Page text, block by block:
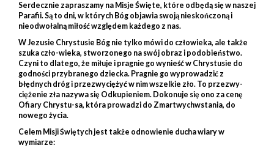
Serdecznie zapraszamy na Misje Święte, które odbędą się w naszej
Parafii. Są to dni, w których Bóg objawia swoją nieskończoną i
nieodwołalną miłość względem każdego z nas.
W Jezusie Chrystusie Bóg nie tylko mówi do człowieka, ale także
szuka czło-wieka, stworzonego na swój obraz i podobieństwo.
Czyni to dlatego, że miłuje i pragnie go wynieść w Chrystusie do
godności przybranego dziecka. Pragnie go wyprowadzić z
błędnych dróg i przezwyciężyć w nim wszelkie zło. To przezwy-
ciężenie zła nazywa się Odkupieniem. Dokonuje się ono za cenę
Ofiary Chrystu-sa, która prowadzi do Zmartwychwstania, do
nowego życia.
Celem Misji Świętych jest także odnowienie ducha wiary w
wymiarze: